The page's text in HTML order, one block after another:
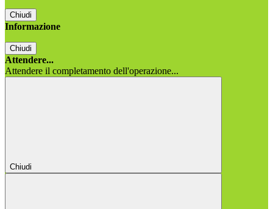
Chiudi
Informazione
Chiudi
Attendere...
Attendere il completamento dell'operazione...
Chiudi